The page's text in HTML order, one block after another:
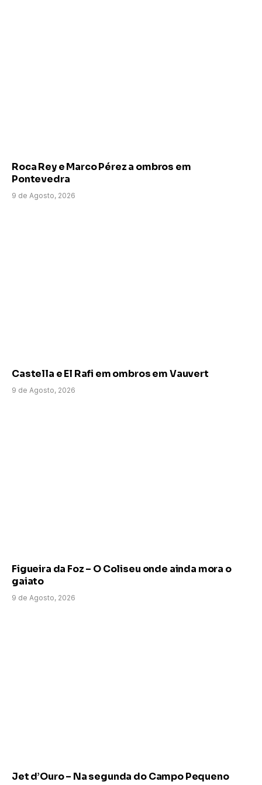
Roca Rey e Marco Pérez a ombros em
Pontevedra
9 de Agosto, 2026
Castella e El Rafi em ombros em Vauvert
9 de Agosto, 2026
Figueira da Foz – O Coliseu onde ainda mora o
gaiato
9 de Agosto, 2026
Jet d’Ouro – Na segunda do Campo Pequeno